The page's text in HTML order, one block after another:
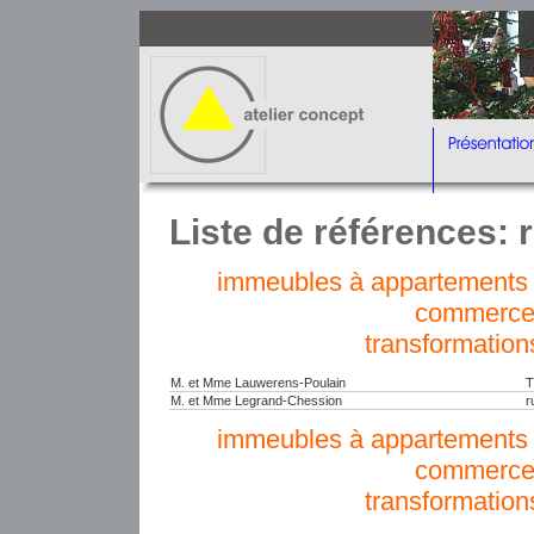
Liste de références:
immeubles à
M. et Mme Lauwerens-Poulain
M. et Mme Legrand-Chession
immeubles à